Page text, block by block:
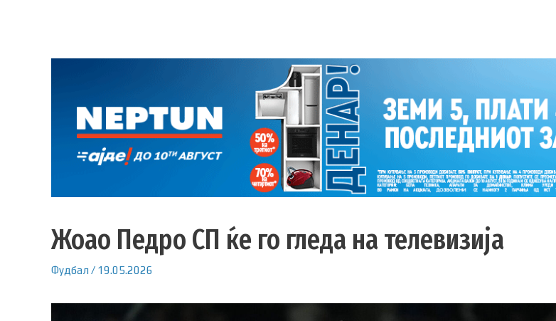
Жоао Педро СП ќе го гледа на телевизија
Фудбал / 19.05.2026